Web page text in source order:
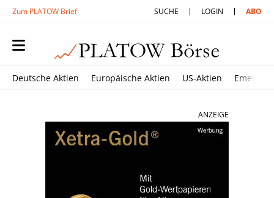
Zum PLATOW Brief SUCHE LOGIN ABO
Deutsche Aktien Europäische Aktien US-Aktien
ANZEIGE